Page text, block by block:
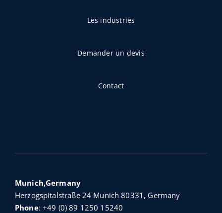
Les industries
Demander un devis
Contact
Munich,Germany
Herzogspitalstraße 24 Munich 80331, Germany
Phone:+49 (0) 89 1250 15240